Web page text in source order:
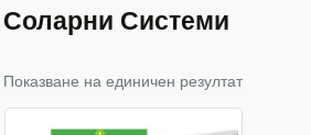
Соларни Системи
Показване на единичен резултат